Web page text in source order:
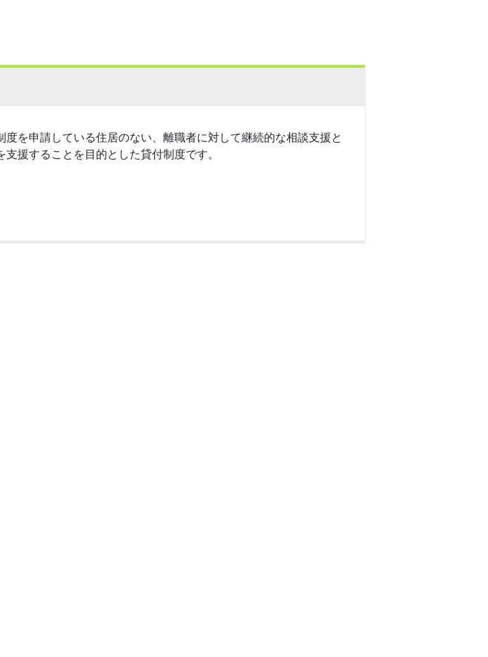
を申請している住居のない、離職者に対して継続的な相談支援と
援することを目的とした貸付制度です。